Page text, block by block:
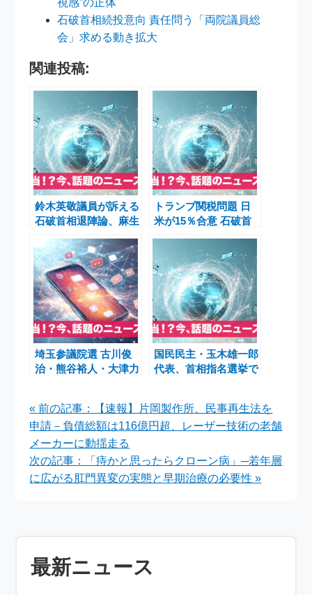
視感”の正体
石破首相続投意向 責任問う「両院議員総
会」求める動き拡大
関連投稿:
鈴木英敬議員が訴える
石破首相退陣論、麻生
自民党の分裂危機
トランプ関税問題 日
米が15％合意 石破首
埼玉参議院選 古川俊
治・熊谷裕人・大津力
選終盤レポート】
国民民主・玉木雄一郎
代表、首相指名選挙で
« 前の記事：【速報】片岡製作所、民事再生法を
申請－負債総額は116億円超、レーザー技術の老舗
メーカーに動揺走る
次の記事：「痔かと思ったらクローン病」─若年層
に広がる肛門異変の実態と早期治療の必要性 »
最新ニュース